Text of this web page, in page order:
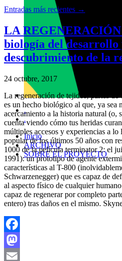
.
.
Inicio
ARCHIVO
SOBRE EL PROYECTO
Entradas más recientes →
LA
biología del desarrollo
descubrimiento de la
24 octubre, 2017
La regeneración de tejidos, partes de
es un hecho biológico al que, ya sea
acercamiento a la historia natural (o,
cuenta viendo cómo tus heridas
múltiples accesos y experiencias a
popular de los últimos 50 años con
1000 de la película terminator 2: el
1991): un prototipo de agente
características al T-800
Schwarzenegger) que es capaz de
al aspecto físico de cualquier
capaz de regenerar por completo
entero) tras daños en el mismo.
Facebook
Mastodon